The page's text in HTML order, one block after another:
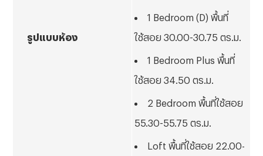
รูปแบบห้อง
1 Bedroom (D) พื้นที่
ใช้สอย 30.00-30.75 ตร.ม.
1 Bedroom Plus พื้นที่
ใช้สอย 34.50 ตร.ม.
2 Bedroom พื้นที่ใช้สอย
55.30-55.75 ตร.ม.
Loft พื้นที่ใช้สอย 22.00-